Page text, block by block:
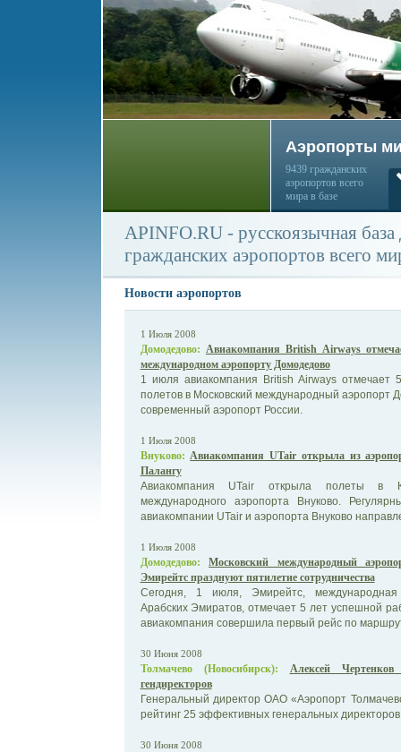
Аэропорты
9439 гражданских
аэропортов всего
мира в базе
APINFO.RU - русскоязычная
гражданских аэропортов всего
Новости аэропортов
1 Июля 2008
Домодедово: Авиакомпания British Airways
международном аэропорту Домодедово
1 июля авиакомпания British Airways отмечает
полетов в Московский международный аэропорт
современный аэропорт России.
1 Июля 2008
Внуково: Авиакомпания UTair открыла из
Палангу
Авиакомпания UTair открыла полеты в
международного аэропорта Внуково.
авиакомпании UTair и аэропорта Внуково
1 Июля 2008
Домодедово:
Московский международный
Эмирейтс празднуют пятилетие сотрудничества
Сегодня, 1 июля, Эмирейтс,
Арабских Эмиратов, отмечает 5 лет успешной
авиакомпания совершила первый рейс по
30 Июня 2008
Толмачево (Новосибирск):
Алексей
гендиректоров
Генеральный директор ОАО «Аэропорт
рейтинг 25 эффективных генеральных
30 Июня 2008